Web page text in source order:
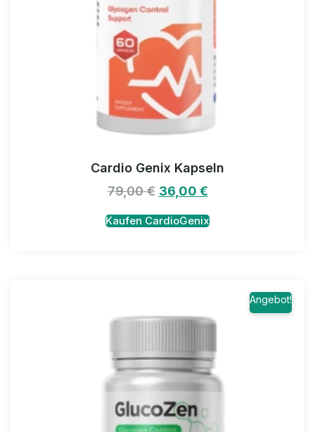
Cardio Genix Kapseln
79,00€ 36,00 €
Kaufen CardioGenix
Angebot!